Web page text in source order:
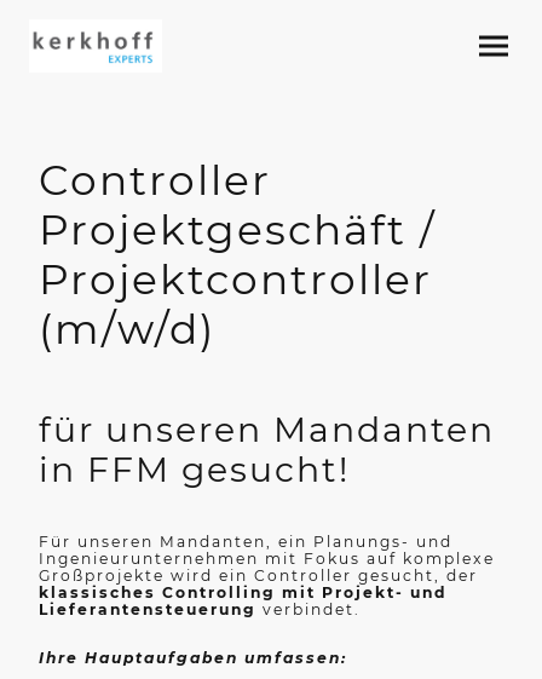
Controller
Projektgeschäft /
Projektcontroller
(m/w/d)
für unseren Mandanten
in FFM gesucht!
Für unseren Mandanten, ein Planungs- und
Ingenieurunternehmen mit Fokus auf komplexe
Großprojekte wird ein Controller gesucht, der
klassisches Controlling mit Projekt- und
Lieferantensteuerung verbindet.
Ihre Hauptaufgaben umfassen: